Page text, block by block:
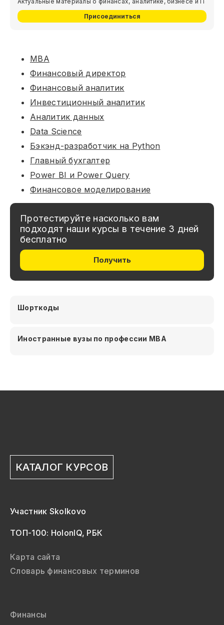
Присоединиться
MBA
Финансовый директор
Финансовый аналитик
Инвестиционный аналитик
Аналитик данных
Data Science
Бэкэнд-разработчик на Python
Главный бухгалтер
Power BI и Power Query
Финансовое моделирование
Протестируйте насколько вам
подходят наши курсы в течение 3 дней
бесплатно
Получить
Шорткоды
Иностранные вузы по профессии MBA
КАТАЛОГ КУРСОВ
Участник Skolkovo
ТОП-100: HolonIQ, РБК
Карта сайта
Словарь финансовых терминов
Финансы